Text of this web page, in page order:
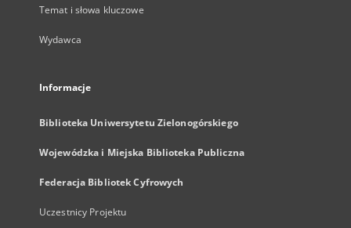
Temat i słowa kluczowe
Wydawca
Informacje
Biblioteka Uniwersytetu Zielonogórskiego
Wojewódzka i Miejska Biblioteka Publiczna
Federacja Bibliotek Cyfrowych
Uczestnicy Projektu